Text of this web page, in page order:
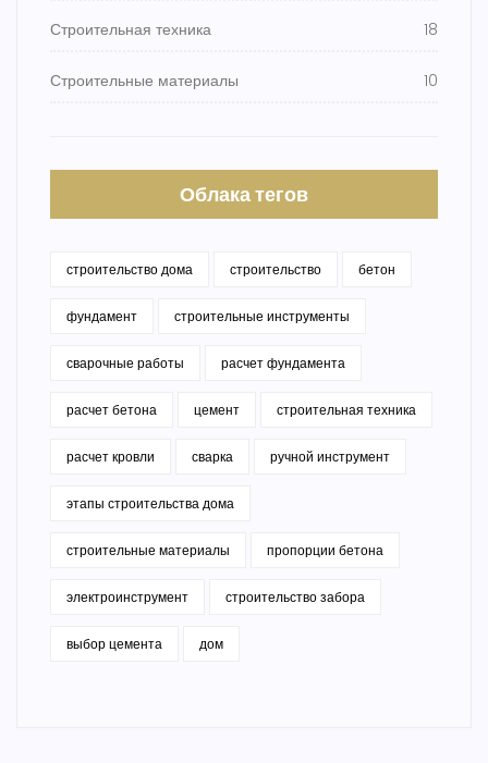
Строительная техника 18
Строительные материалы 10
Облака тегов
строительство дома строительство бетон
фундамент строительные инструменты
сварочные работы расчет фундамента
расчет бетона цемент строительная техника
расчет кровли сварка ручной инструмент
этапы строительства дома
строительные материалы пропорции бетона
электроинструмент строительство забора
выбор цемента дом